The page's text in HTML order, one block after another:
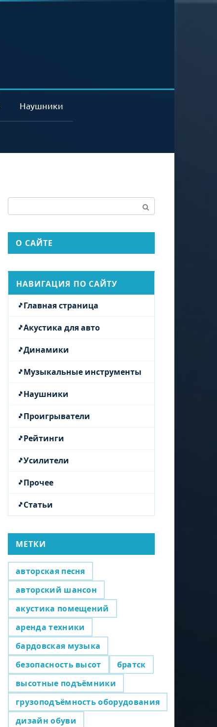
Наушники
О САЙТЕ
НАВИГАЦИЯ ПО САЙТУ
Главная страница
Акустика для авто
Динамики
Музыкальные инструменты
Наушники
Проигрыватели
Рейтинги
Усилители
Прочее
Статьи
МЕТКИ
авторская песня
авторский шансон
акустика помещений
аренда техники
бардовская музыка
безопасность высот
братск
высотные подъёмники
грузоподъёмность оборудования
дизайн обуви